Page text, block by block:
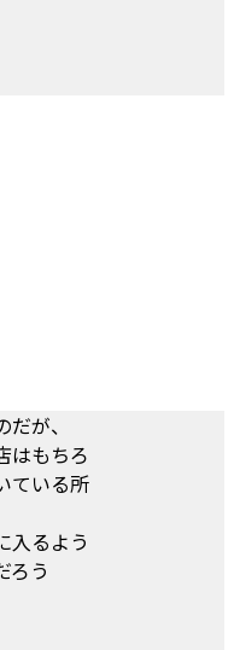
が、
はもちろ
ている所
入るよう
ろう